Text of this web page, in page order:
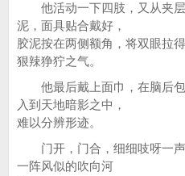
他活动一下四肢，又从夹层
泥，面具贴合戴好，
胶泥按在两侧额角，将双眼拉
狠辣狰狞之气。
他最后戴上面巾，在脑后包
入到天地暗影之中，
难以分辨形迹。
门开，门合，细细吱呀一声
一阵风似的吹向河